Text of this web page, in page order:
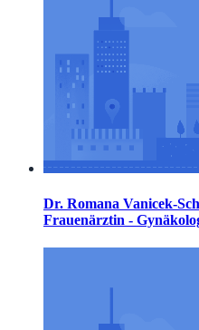
Dr. Romana Vanicek-
Frauenärztin -